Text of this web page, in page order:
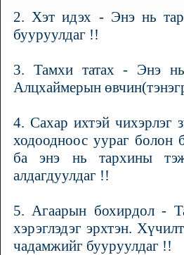
2. Хэт идэх - Энэ нь
бууруулдаг !!
3. Тамхи татах - Энэ нь
Алцхаймерын
4. Сахар ихтэй чихэрлэг
ходоодноос уураг болон
ба энэ нь тархины
алдагдуулдаг !!
5. Агаарын бохирдол -
хэрэглэдэг эрхтэн.
чадамжийг бууруулдаг !!